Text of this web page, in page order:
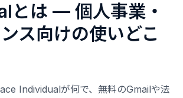
とは — 個人事業・
ス向けの使いどこ
Individualが何で、無料のGmailや法